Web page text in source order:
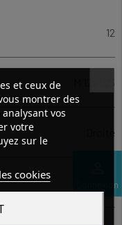
Connexion
12
M 12x1,25
Droite
50
et ceux de
montrer des
vos
votre
sur le
cookies